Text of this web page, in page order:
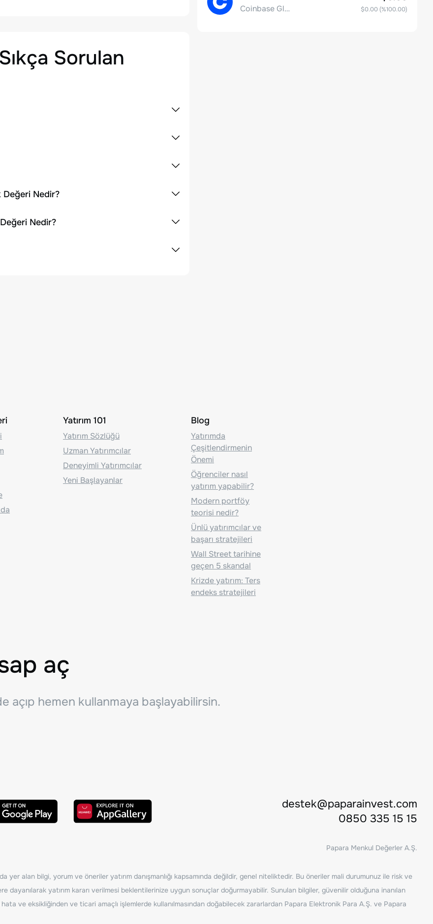
Sorulan
Değeri Nedir?
Nedir?
Coinbase Global, Inc. Class A Common Stock $0.00(%100.00)
Yatırım 101
Yatırım Sözlüğü
Uzman Yatırımcılar
Deneyimli Yatırımcılar
Yeni Başlayanlar
Blog
Yatırımda
Çeşitlendirmenin
Önemi
Öğrenciler nasıl
yatırım yapabilir?
Modern portföy
teorisi nedir?
Ünlü yatırımcılar ve
başarı stratejileri
Wall Street tarihine
geçen 5 skandal
Krizde yatırım: Ters
endeks stratejileri
aç
açıp hemen kullanmaya başlayabilirsin.
destek@paparainvest.com
0850 335 15 15
Papara Menkul Değerler A.Ş.
yer alan bilgi, yorum ve öneriler yatırım danışmanlığı kapsamında değildir, genel niteliktedir. Bu öneriler mali durumunuz ile risk ve
yatırım kararı verilmesi beklentilerinize uygun sonuçlar doğurmayabilir. Sunulan bilgiler, güvenilir olduğuna inanılan
ve eksikliğinden ve ticari amaçlı işlemlerde kullanılmasından doğabilecek zararlardan Papara Elektronik Para A.Ş. ve Papara